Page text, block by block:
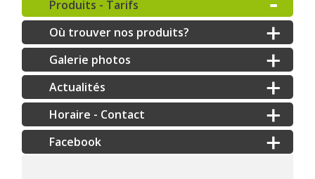
Produits - Tarifs
Où trouver nos produits?
Galerie photos
Actualités
Horaire - Contact